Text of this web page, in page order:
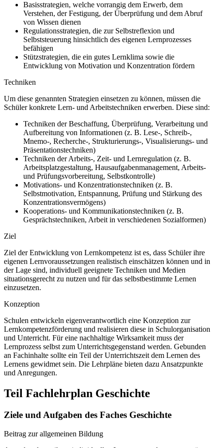
Basisstrategien, welche vorrangig dem Erwerb, dem
Verstehen, der Festigung, der Überprüfung und dem Abruf
von Wissen dienen
Regulationsstrategien, die zur Selbstreflexion und
Selbststeuerung hinsichtlich des eigenen Lernprozesses
befähigen
Stützstrategien, die ein gutes Lernklima sowie die
Entwicklung von Motivation und Konzentration fördern
Techniken
Um diese genannten Strategien einsetzen zu können, müssen die
Schüler konkrete Lern- und Arbeitstechniken erwerben. Diese sind:
Techniken der Beschaffung, Überprüfung, Verarbeitung und
Aufbereitung von Informationen (z. B. Lese-, Schreib-,
Mnemo-, Recherche-, Strukturierungs-, Visualisierungs- und
Präsentationstechniken)
Techniken der Arbeits-, Zeit- und Lernregulation (z. B.
Arbeitsplatzgestaltung, Hausaufgabenmanagement, Arbeits-
und Prüfungsvorbereitung, Selbstkontrolle)
Motivations- und Konzentrationstechniken (z. B.
Selbstmotivation, Entspannung, Prüfung und Stärkung des
Konzentrationsvermögens)
Kooperations- und Kommunikationstechniken (z. B.
Gesprächstechniken, Arbeit in verschiedenen Sozialformen)
Ziel
Ziel der Entwicklung von Lernkompetenz ist es, dass Schüler ihre
eigenen Lernvoraussetzungen realistisch einschätzen können und in
der Lage sind, individuell geeignete Techniken und Medien
situationsgerecht zu nutzen und für das selbstbestimmte Lernen
einzusetzen.
Konzeption
Schulen entwickeln eigenverantwortlich eine Konzeption zur
Lernkompetenzförderung und realisieren diese in Schulorganisation
und Unterricht. Für eine nachhaltige Wirksamkeit muss der
Lernprozess selbst zum Unterrichtsgegenstand werden. Gebunden
an Fachinhalte sollte ein Teil der Unterrichtszeit dem Lernen des
Lernens gewidmet sein. Die Lehrpläne bieten dazu Ansatzpunkte
und Anregungen.
Teil Fachlehrplan Geschichte
Ziele und Aufgaben des Faches Geschichte
Beitrag zur allgemeinen Bildung